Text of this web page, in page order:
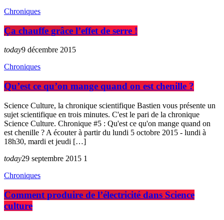
Chroniques
Ça chauffe grâce l’effet de serre !
today9 décembre 2015
Chroniques
Qu’est ce qu’on mange quand on est chenille ?
Science Culture, la chronique scientifique Bastien vous présente un
sujet scientifique en trois minutes. C'est le pari de la chronique
Science Culture. Chronique #5 : Qu'est ce qu'on mange quand on
est chenille ? A écouter à partir du lundi 5 octobre 2015 - lundi à
18h30, mardi et jeudi […]
today29 septembre 2015 1
Chroniques
Comment produire de l’électricité dans Science
culture